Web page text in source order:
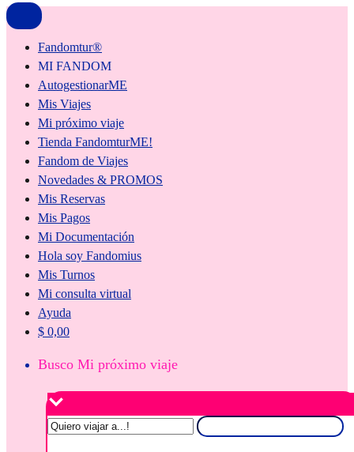
Fandomtur®
MI FANDOM
AutogestionarME
Mis Viajes
Mi próximo viaje
Tienda FandomturME!
Fandom de Viajes
Novedades & PROMOS
Mis Reservas
Mis Pagos
Mi Documentación
Hola soy Fandomius
Mis Turnos
Mi consulta virtual
Ayuda
$ 0,00
Busco Mi próximo viaje